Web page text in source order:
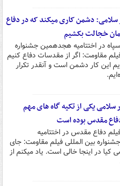
سلامی: دشمن کاری میکند که در دفاع
خجالت بکشیم
در اختتامیه هجدهمین جشنواره
مقاومت: اگر از مقدسات دفاع کنیم
این کار دشمن است و آنقدر تکرار
سلامی یکی از تکیه گاه های مهم
مقدس بوده است
دفاع مقدس در اختتامیه
بین المللی فیلم مقاومت: جای
کیا در اینجا خالی است. یاد میکنم از